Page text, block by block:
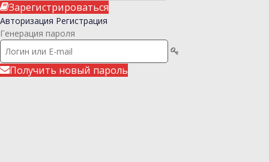
Зарегистрироваться
Авторизация Регистрация
Генерация пароля
Получить новый пароль